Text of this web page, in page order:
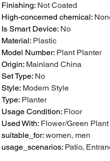
Finishing: Not Coated
High-concerned chemical:
Is Smart Device: No
Material: Plastic
Model Number: Plant Planter
Origin: Mainland China
Set Type: No
Style: Modern Style
Type: Planter
Usage Condition: Floor
Used With: Flower/Green Plant
suitable_for: women, men
usage_scenarios: Patio,